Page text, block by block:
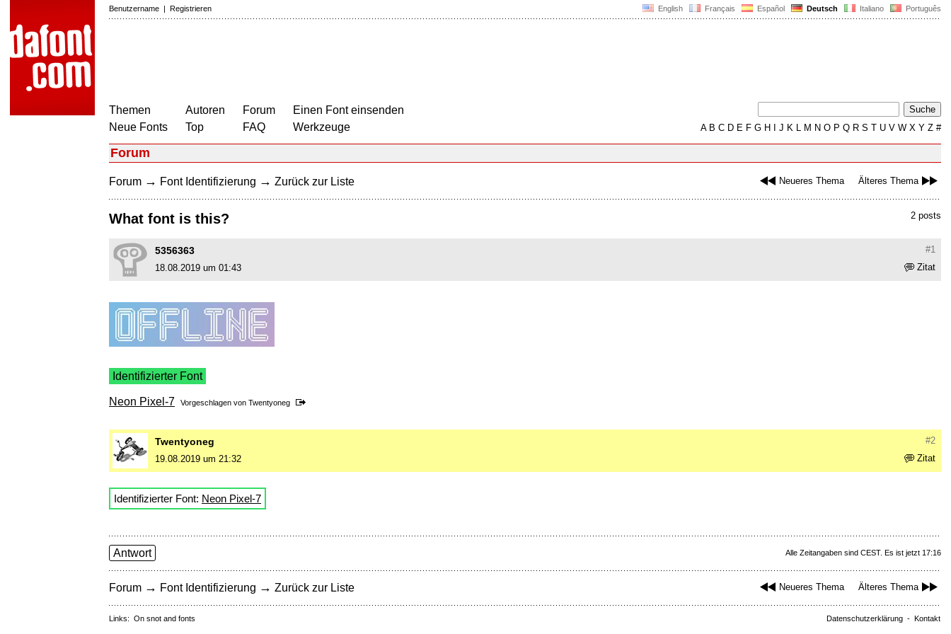
English Français Español Deutsch Italiano Português
Benutzername | Registrieren
Themen
Neue Fonts
Autoren
Top
Forum
FAQ
Einen Font einsenden
Werkzeuge
AB C D E F G H J K L M N O P Q R S T U V W X Y Z #
Forum
Neueres Thema Älteres Thema
Forum → Font Identifizierung → Zurück zur Liste
2 posts
What font is this?
#1
5356363
Zitat
18.08.2019 um 01:43
Identifizierter Font
Neon Pixel-7 Vorgeschlagen von Twentyoneg
#2
Twentyoneg
Zitat
19.08.2019 um 21:32
Identifizierter Font: Neon Pixel-7
Alle Zeitangaben sind CEST. Es ist jetzt 17:16
Antwort
Neueres Thema Älteres Thema
Forum → Font Identifizierung → Zurück zur Liste
Datenschutzerklärung - Kontakt
Links: On snot and fonts